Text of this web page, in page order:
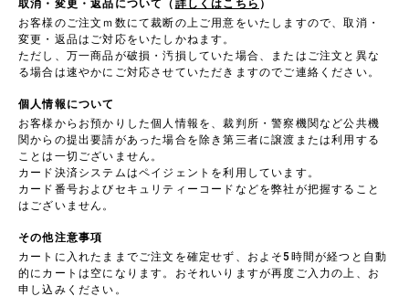
取消・変更・返品について（ 詳しくはこちら ）
お客様のご注文ｍ数にて裁断の上ご用意をいたしますので、取消・
変更・返品はご対応をいたしかねます。
ただし、万一商品が破損・汚損していた場合、またはご注文と異な
る場合は速やかにご対応させていただきますのでご連絡ください。
個人情報について
お客様からお預かりした個人情報を、裁判所・警察機関など公共機
関からの提出要請があった場合を除き第三者に譲渡または利用する
ことは一切ございません。
カード決済システムはペイジェントを利用しています。
カード番号およびセキュリティーコードなどを弊社が把握すること
はございません。
その他注意事項
カートに入れたままでご注文を確定せず、およそ5時間が経つと自動
的にカートは空になります。おそれいりますが再度ご入力の上、お
申し込みください。